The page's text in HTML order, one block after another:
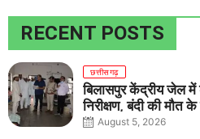
RECENT POSTS
छत्तीसगढ़
बिलासपुर केंद्रीय जेल
निरीक्षण, बंदी की मौत
August 5, 2026